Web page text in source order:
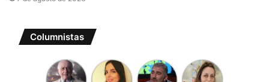
Columnistas